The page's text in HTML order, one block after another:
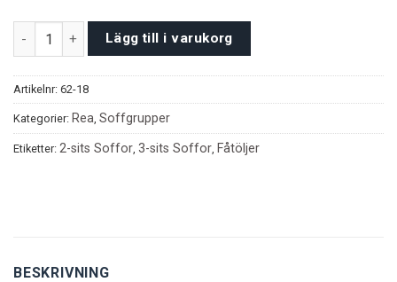
Modena soffgrupp 3+2+1 mängd
Lägg till i varukorg
Artikelnr: 62-18
Kategorier: Rea Soffgrupper
Etiketter: 2-sits Soffor 3-sits Soffor Fåtöljer
BESKRIVNING